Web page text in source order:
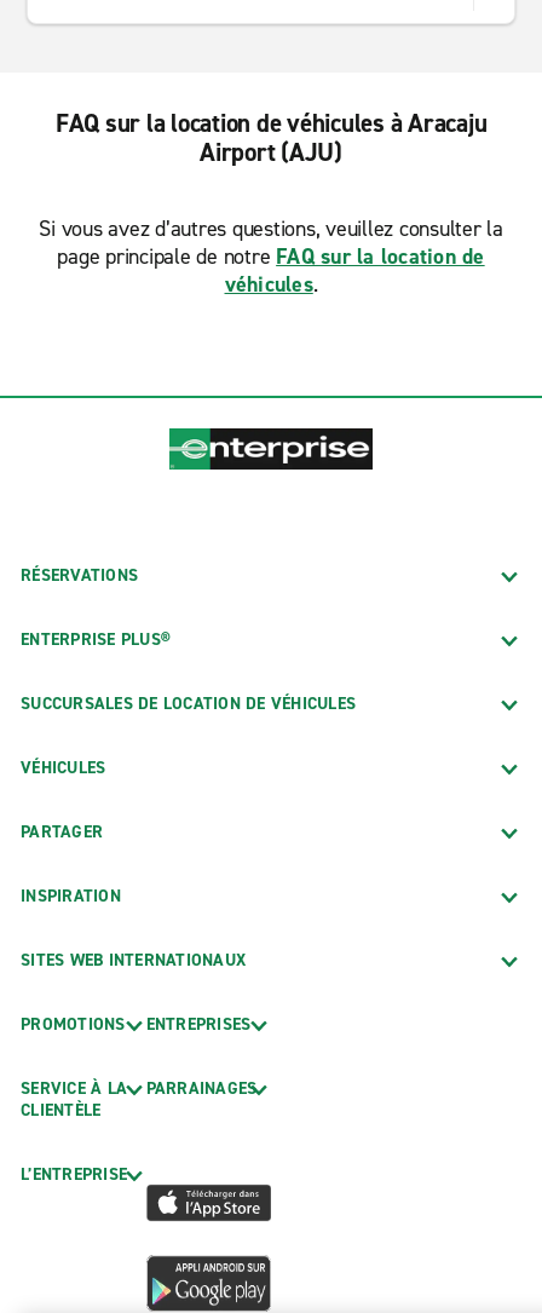
FAQ sur la location de véhicules à Aracaju
Airport (AJU)
Si vous avez d’autres questions, veuillez consulter la
page principale de notre FAQ sur la location de
véhicules.
RÉSERVATIONS
ENTERPRISE PLUS®
SUCCURSALES DE LOCATION DE VÉHICULES
VÉHICULES
PARTAGER
INSPIRATION
SITES WEB INTERNATIONAUX
PROMOTIONS
SERVICE À LA
CLIENTÈLE
L’ENTREPRISE
ENTREPRISES
PARRAINAGES